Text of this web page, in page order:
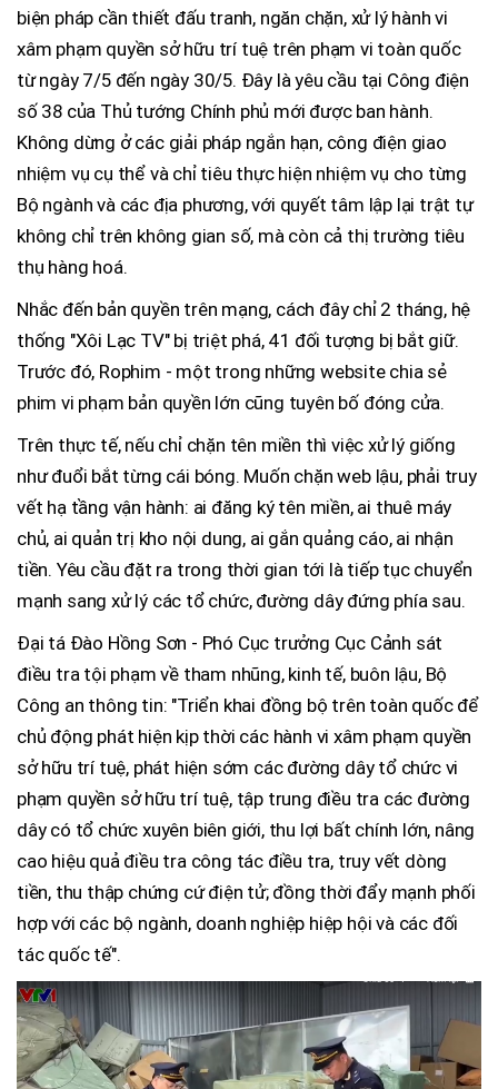
biện pháp cần thiết đấu tranh, ngăn chặn, xử lý hành vi
xâm phạm quyền sở hữu trí tuệ trên phạm vi toàn quốc
từ ngày 7/5 đến ngày 30/5. Đây là yêu cầu tại Công điện
số 38 của Thủ tướng Chính phủ mới được ban hành.
Không dừng ở các giải pháp ngắn hạn, công điện giao
nhiệm vụ cụ thể và chỉ tiêu thực hiện nhiệm vụ cho từng
Bộ ngành và các địa phương, với quyết tâm lập lại trật tự
không chỉ trên không gian số, mà còn cả thị trường tiêu
thụ hàng hoá.
Nhắc đến bản quyền trên mạng, cách đây chỉ 2 tháng, hệ
thống "Xôi Lạc TV" bị triệt phá, 41 đối tượng bị bắt giữ.
Trước đó, Rophim - một trong những website chia sẻ
phim vi phạm bản quyền lớn cũng tuyên bố đóng cửa.
Trên thực tế, nếu chỉ chặn tên miền thì việc xử lý giống
như đuổi bắt từng cái bóng. Muốn chặn web lậu, phải truy
vết hạ tầng vận hành: ai đăng ký tên miền, ai thuê máy
chủ, ai quản trị kho nội dung, ai gắn quảng cáo, ai nhận
tiền. Yêu cầu đặt ra trong thời gian tới là tiếp tục chuyển
mạnh sang xử lý các tổ chức, đường dây đứng phía sau.
Đại tá Đào Hồng Sơn - Phó Cục trưởng Cục Cảnh sát
điều tra tội phạm về tham nhũng, kinh tế, buôn lậu, Bộ
Công an thông tin: "Triển khai đồng bộ trên toàn quốc để
chủ động phát hiện kịp thời các hành vi xâm phạm quyền
sở hữu trí tuệ, phát hiện sớm các đường dây tổ chức vi
phạm quyền sở hữu trí tuệ, tập trung điều tra các đường
dây có tổ chức xuyên biên giới, thu lợi bất chính lớn, nâng
cao hiệu quả điều tra công tác điều tra, truy vết dòng
tiền, thu thập chứng cứ điện tử; đồng thời đẩy mạnh phối
hợp với các bộ ngành, doanh nghiệp hiệp hội và các đối
tác quốc tế".